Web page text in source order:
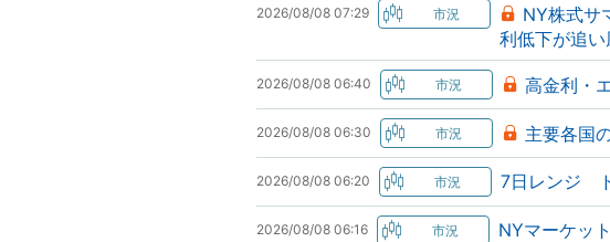
2026/08/08 07:29
NY株式サ
利低下が追い
2026/08/08 06:40 高金利・
2026/08/08 06:30 主要各国
2026/08/08 06:20 7日レンジ
2026/08/08 06:16
NYマーケッ